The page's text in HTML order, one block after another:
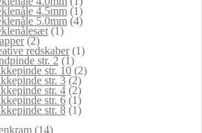
4.5mm (1)
5.0mm (4)
(1)
(2)
redskaber (1)
str. 2 (1)
str. 10 (2)
str. 3 (2)
str. 4 (2)
str. 6 (1)
str. 8 (1)
(14)